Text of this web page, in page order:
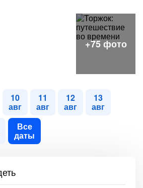
10
авг
11
авг
12
авг
13
авг
Все
даты